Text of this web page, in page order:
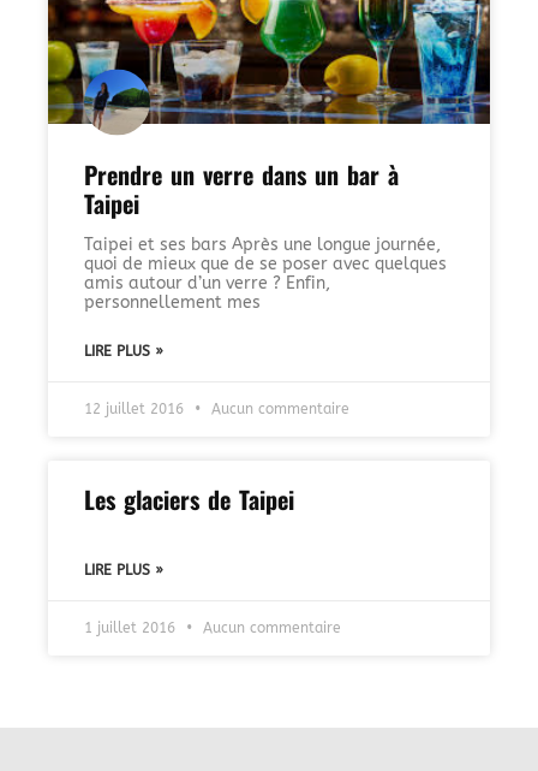
Prendre un verre dans un bar à
Taipei
Taipei et ses bars Après une longue journée,
quoi de mieux que de se poser avec quelques
amis autour d’un verre ? Enfin,
personnellement mes
LIRE PLUS »
12 juillet 2016 Aucun commentaire
Les glaciers de Taipei
LIRE PLUS »
1 juillet 2016 Aucun commentaire